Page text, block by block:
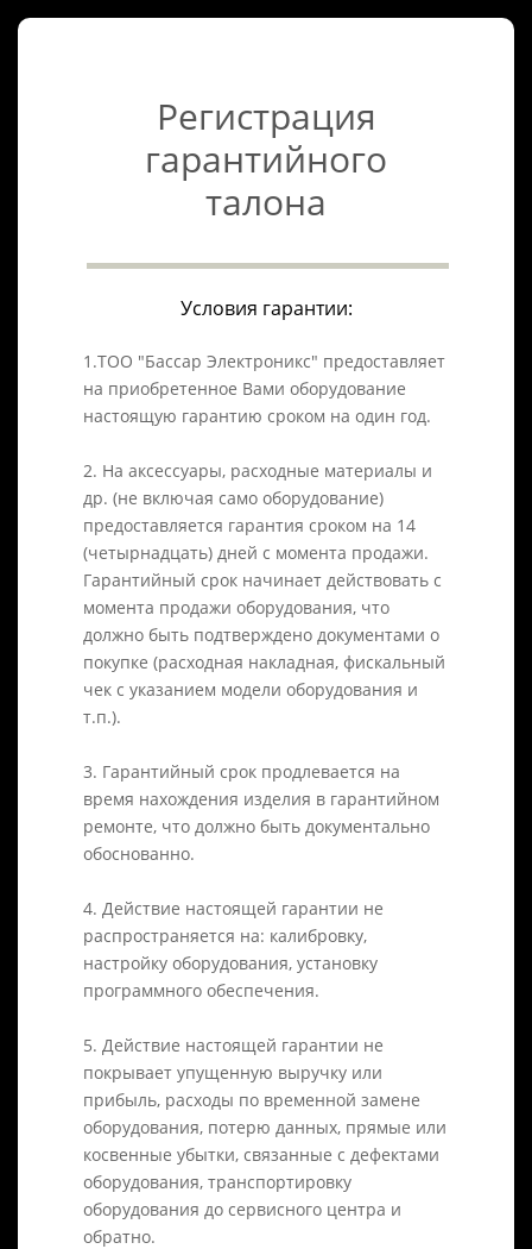
Регистрация
гарантийного
талона
Условия гарантии:
1.ТОО "Бассар Электроникс" предоставляет
на приобретенное Вами оборудование
настоящую гарантию сроком на один год.
2. На аксессуары, расходные материалы и
др. (не включая само оборудование)
предоставляется гарантия сроком на 14
(четырнадцать) дней с момента продажи.
Гарантийный срок начинает действовать с
момента продажи оборудования, что
должно быть подтверждено документами о
покупке (расходная накладная, фискальный
чек с указанием модели оборудования и
т.п.).
3. Гарантийный срок продлевается на
время нахождения изделия в гарантийном
ремонте, что должно быть документально
обоснованно.
4. Действие настоящей гарантии не
распространяется на: калибровку,
настройку оборудования, установку
программного обеспечения.
5. Действие настоящей гарантии не
покрывает упущенную выручку или
прибыль, расходы по временной замене
оборудования, потерю данных, прямые или
косвенные убытки, связанные с дефектами
оборудования, транспортировку
оборудования до сервисного центра и
обратно.